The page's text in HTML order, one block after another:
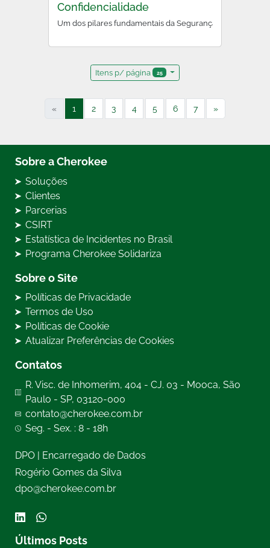
Confidencialidade
Um dos pilares fundamentais da Segurança da
Itens p/ página 25
« 1 2 3 4 5 6 7 »
Sobre a Cherokee
Soluções
Clientes
Parcerias
CSIRT
Estatística de Incidentes no Brasil
Programa Cherokee Solidariza
Sobre o Site
Políticas de Privacidade
Termos de Uso
Políticas de Cookie
Atualizar Preferências de Cookies
Contatos
R. Visc. de Inhomerim, 404 - CJ. 03 - Mooca, São
Paulo - SP, 03120-000
contato@cherokee.com.br
Seg. - Sex. : 8 - 18h
DPO | Encarregado de Dados
Rogério Gomes da Silva
dpo@cherokee.com.br
Últimos Posts